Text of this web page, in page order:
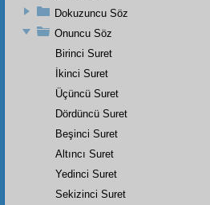
Dokuzuncu Söz
Onuncu Söz
Birinci Suret
İkinci Suret
Üçüncü Suret
Dördüncü Suret
Beşinci Suret
Altıncı Suret
Yedinci Suret
Sekizinci Suret